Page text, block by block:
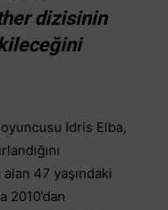
dizisinin
Idris Elba,
47 yaşındaki
2010’dan